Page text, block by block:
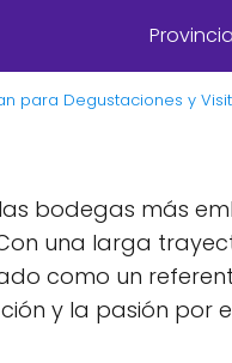
para Degustaciones y
bodegas más
una larga
como un
y la pasión por